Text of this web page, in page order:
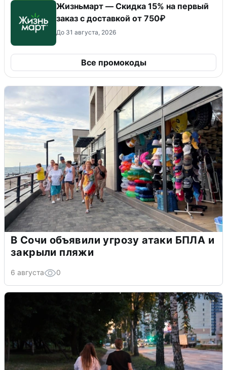
Жизньмарт — Скидка 15% на первый
заказ с доставкой от 750₽
До 31 августа, 2026
Все промокоды
В Сочи объявили угрозу атаки БПЛА и
закрыли пляжи
6 августа 0